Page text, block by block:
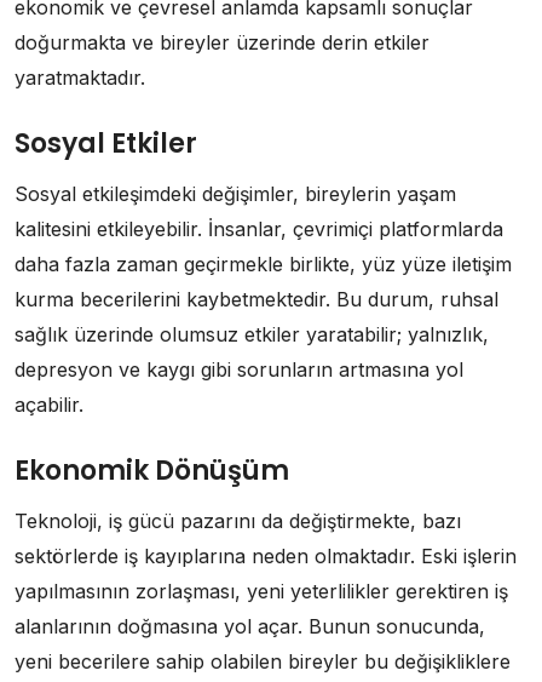
ekonomik ve çevresel anlamda kapsamlı sonuçlar
doğurmakta ve bireyler üzerinde derin etkiler
yaratmaktadır.
Sosyal Etkiler
Sosyal etkileşimdeki değişimler, bireylerin yaşam
kalitesini etkileyebilir. İnsanlar, çevrimiçi platformlarda
daha fazla zaman geçirmekle birlikte, yüz yüze iletişim
kurma becerilerini kaybetmektedir. Bu durum, ruhsal
sağlık üzerinde olumsuz etkiler yaratabilir; yalnızlık,
depresyon ve kaygı gibi sorunların artmasına yol
açabilir.
Ekonomik Dönüşüm
Teknoloji, iş gücü pazarını da değiştirmekte, bazı
sektörlerde iş kayıplarına neden olmaktadır. Eski işlerin
yapılmasının zorlaşması, yeni yeterlilikler gerektiren iş
alanlarının doğmasına yol açar. Bunun sonucunda,
yeni becerilere sahip olabilen bireyler bu değişikliklere